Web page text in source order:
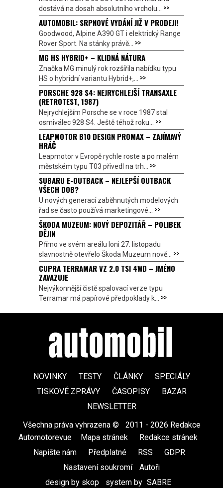
dostává na dosah absolutního vrcholu... >>
AUTOMOBIL: SRPNOVÉ VYDÁNÍ JIŽ V PRODEJI!
Goodwood, Alpine A390 GT i elektrický Range
Rover Sport. Na stánky právě... >>
MG HS HYBRID+ – KLIDNÁ NÁTURA
Značka MG minulý rok rozšířila nabídku typu
HS o hybridní variantu Hybrid+,... >>
PORSCHE 928 S4: NEJRYCHLEJŠÍ TRANSAXLE
(RETROTEST, 1987)
Nejrychlejším Porsche se v roce 1987 stal
osmiválec 928 S4. Ještě téhož roku... >>
LEAPMOTOR B10 DESIGN PROMAX – ZAJÍMAVÝ
HRÁČ
Leapmotor v Evropě rychle roste a po malém
městském typu T03 přivedl na trh... >>
SUBARU E-OUTBACK – NEJLEPŠÍ OUTBACK
VŠECH DOB?
U nových generací zaběhnutých modelových
řad se často používá marketingové... >>
ŠKODA MUZEUM: NOVÝ DEPOZITÁŘ – POLIBEK
DĚJIN
Přímo ve svém areálu loni 27. listopadu
slavnostně otevřelo Škoda Muzeum nově... >>
CUPRA TERRAMAR VZ 2.0 TSI 4WD – JMÉNO
ZAVAZUJE
Nejvýkonnější čistě spalovací verze typu
Terramar má papírové předpoklady k... >>
NOVINKY TESTY ČLÁNKY
SPECIÁLY
TISKOVÉ ZPRÁVY
ČASOPISY
BAZAR
NEWSLETTER
Všechna práva vyhrazena ©
2011 - 2026 Redakce
Automotorevue
Mapa stránek Redakce stránek
Napište nám
Předplatné RSS GDPR
Nastavení soukromí
Autoři
design by skop
system by SABRE